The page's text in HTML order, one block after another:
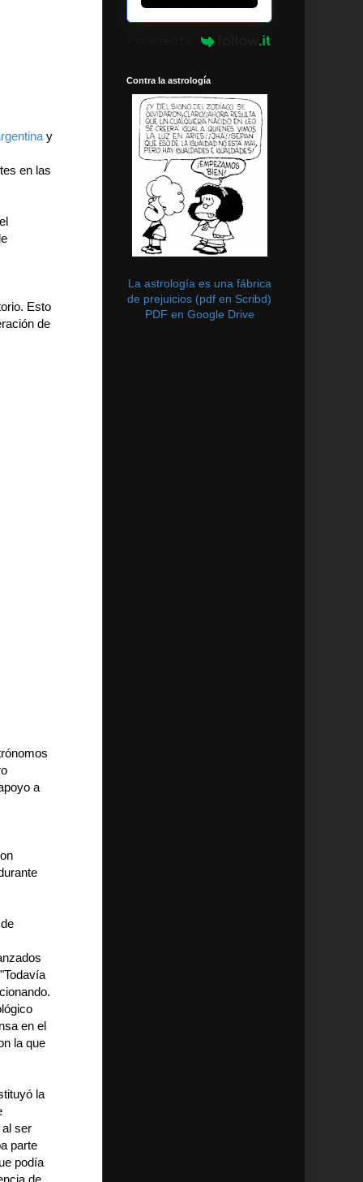
y
en las
Esto
de
a
en el
la que
la
ser
parte
podía
Contra la astrología
La astrología es una fábrica
de prejuicios (pdf en Scribd)
PDF en Google Drive